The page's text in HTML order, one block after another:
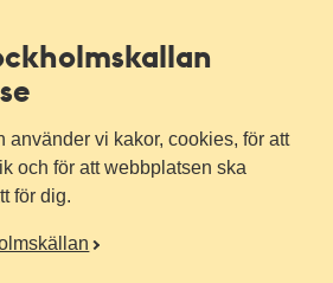
använder vi kakor, cookies, för att
och för att webbplatsen ska
för dig.